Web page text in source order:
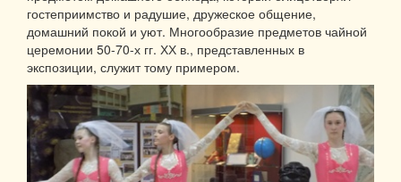
гостеприимство и радушие, дружеское общение,
домашний покой и уют. Многообразие предметов чайной
церемонии 50-70-х гг. ХХ в., представленных в
экспозиции, служит тому примером.